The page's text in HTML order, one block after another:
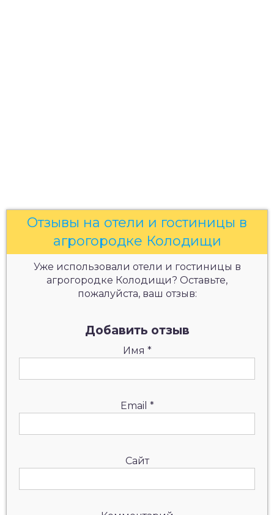
Отзывы на отели и гостиницы в
агрогородке Колодищи
Уже использовали отели и гостиницы в
агрогородке Колодищи? Оставьте,
пожалуйста, ваш отзыв:
Добавить отзыв
Имя *
Email *
Сайт